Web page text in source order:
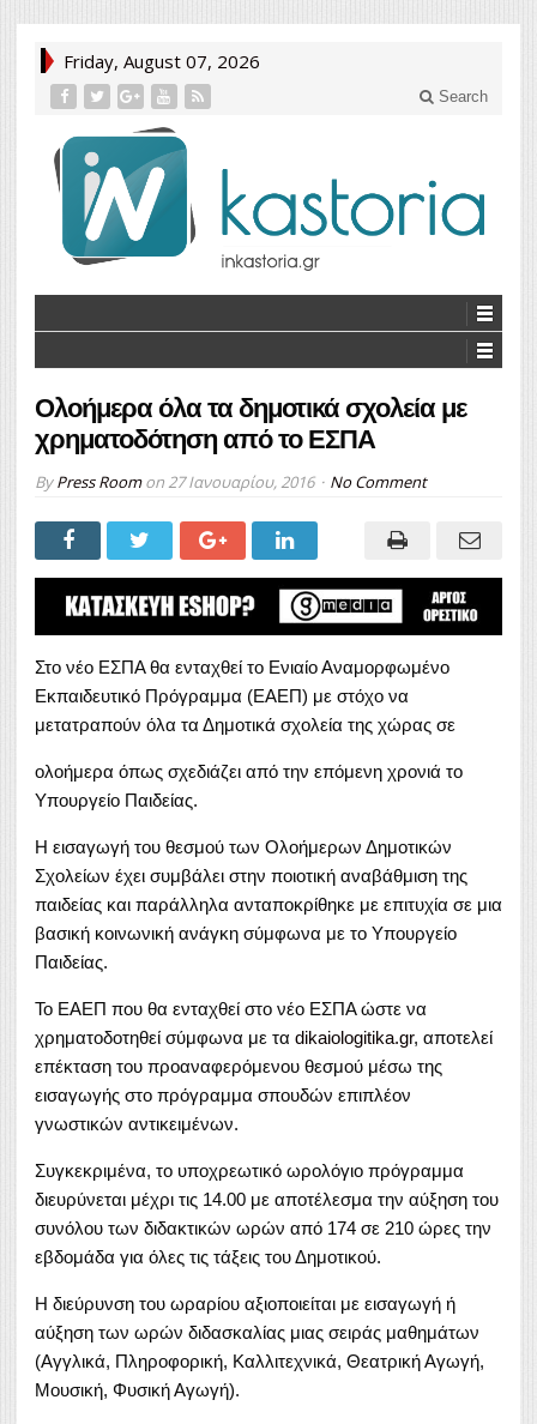
Friday, August 07, 2026
Search
Ολοήμερα όλα τα δημοτικά σχολεία με
χρηματοδότηση από το ΕΣΠΑ
ByPress Roomon 27 Ιανουαρίου, 2016 No Comment
Στο νέο ΕΣΠΑ θα ενταχθεί το Ενιαίο Αναμορφωμένο
Εκπαιδευτικό Πρόγραμμα (ΕΑΕΠ) με στόχο να
μετατραπούν όλα τα Δημοτικά σχολεία της χώρας σε
ολοήμερα όπως σχεδιάζει από την επόμενη χρονιά το
Υπουργείο Παιδείας.
Η εισαγωγή του θεσμού των Ολοήμερων Δημοτικών
Σχολείων έχει συμβάλει στην ποιοτική αναβάθμιση της
παιδείας και παράλληλα ανταποκρίθηκε με επιτυχία σε μια
βασική κοινωνική ανάγκη σύμφωνα με το Υπουργείο
Παιδείας.
Το ΕΑΕΠ που θα ενταχθεί στο νέο ΕΣΠΑ ώστε να
χρηματοδοτηθεί σύμφωνα με τα dikaiologitika.gr, αποτελεί
επέκταση του προαναφερόμενου θεσμού μέσω της
εισαγωγής στο πρόγραμμα σπουδών επιπλέον
γνωστικών αντικειμένων.
Συγκεκριμένα, το υποχρεωτικό ωρολόγιο πρόγραμμα
διευρύνεται μέχρι τις 14.00 με αποτέλεσμα την αύξηση του
συνόλου των διδακτικών ωρών από 174 σε 210 ώρες την
εβδομάδα για όλες τις τάξεις του Δημοτικού.
Η διεύρυνση του ωραρίου αξιοποιείται με εισαγωγή ή
αύξηση των ωρών διδασκαλίας μιας σειράς μαθημάτων
(Αγγλικά, Πληροφορική, Καλλιτεχνικά, Θεατρική Αγωγή,
Μουσική, Φυσική Αγωγή).